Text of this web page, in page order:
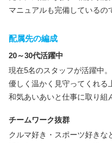
マニュアルも完備しているの
配属先の編成
20～30代活躍中
現在5名のスタッフが活躍中。
優しく温かく見守ってくれる
和気あいあいと仕事に取り組
チームワーク抜群
クルマ好き・スポーツ好きな